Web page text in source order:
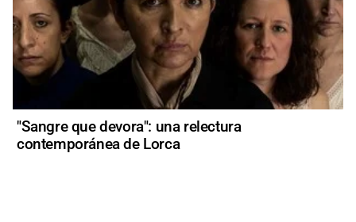
"Sangre que devora": una relectura
contemporánea de Lorca